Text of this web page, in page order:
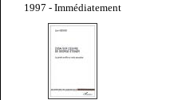
1997 - Immédiatement